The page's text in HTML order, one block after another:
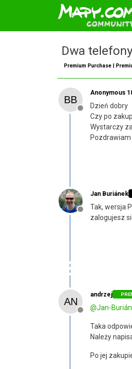
Dwa
Premium Purchase |
Offline
Anonymous
Dzień dobry
Czy po
Wystarczy
Pozdrawiam
Offline
Jan Buriánek
Tak, wersja
zalogujesz
Offline
andrzej
@Jan-
Taka
Należy
Po jej